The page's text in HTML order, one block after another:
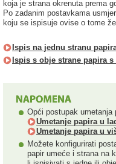
koja je strana okrenuta prema
Po zadanim postavkama
koju se ispisuje ovise o tome
Ispis na jednu stranu
Ispis s obje strane papira
Opći postupak umetanja
Umetanje papira u
Umetanje papira u
Možete konfigurirati
papir umeće i strana na